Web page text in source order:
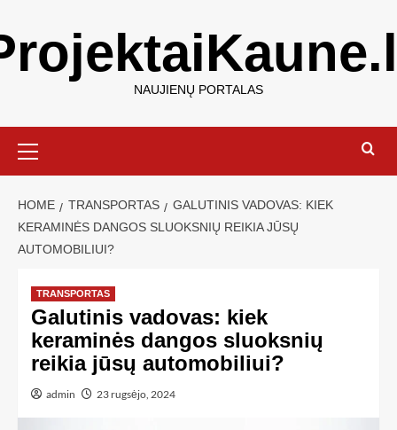
NAUJIENŲ PORTALAS
HOME TRANSPORTAS
GALUTINIS VADOVAS: KIEK
KERAMINĖS DANGOS SLUOKSNIŲ REIKIA JŪSŲ
AUTOMOBILIUI?
TRANSPORTAS
Galutinis vadovas: kiek
keraminės dangos sluoksnių
reikia jūsų automobiliui?
admin 23 rugsėjo, 2024